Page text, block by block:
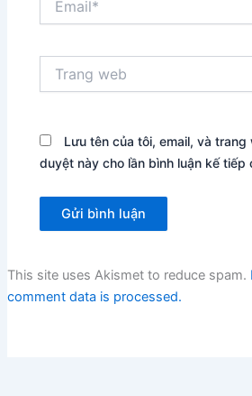
web
Lưu tên của tôi, email, và
duyệt này cho lần bình luận kế tiếp
This site uses Akismet to reduce spam.
comment data is processed.